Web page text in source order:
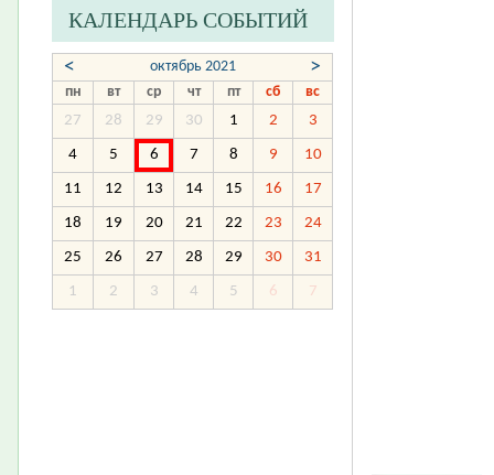
КАЛЕНДАРЬ СОБЫТИЙ
< октябрь 2021 >
пн вт ср чт пт сб
вс
27
28 29 30 1 2 3
4 5 6 7 8 9 10
11 12 13 14 15 16 17
18 19 20 21 22 23 24
25 26 27 28 29 30 31
1 2 3 4 5 6 7